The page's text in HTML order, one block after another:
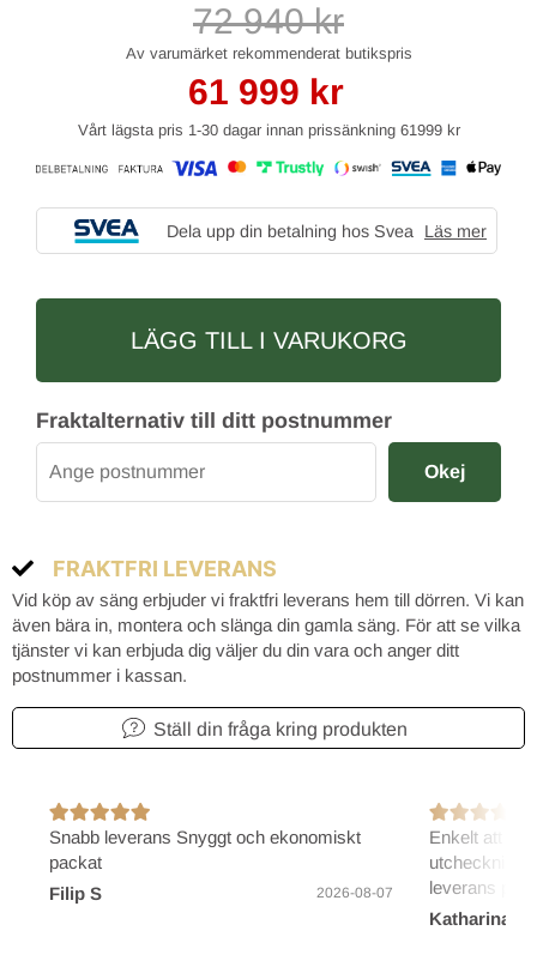
Snabb leverans Snyggt och ekonomiskt
packat
Filip S
2026-08-07
Enkelt att
utcheckning/
leverans på
Katharina B
72 940kr
61 999 kr
Vårt lägsta pris 1-30 dagar innan prissänkning 61999 kr
Dela upp din betalning hos Svea Läs mer
LÄGG TILL I VARUKORG
Fraktalternativ till ditt postnummer
Okej
FRAKTFRI LEVERANS
Vid köp av säng erbjuder vi fraktfri leverans hem till dörren. Vi kan
även bära in, montera och slänga din gamla säng. För att se vilka
tjänster vi kan erbjuda dig väljer du din vara och anger ditt
postnummer i kassan.
Ställ din fråga kring produkten